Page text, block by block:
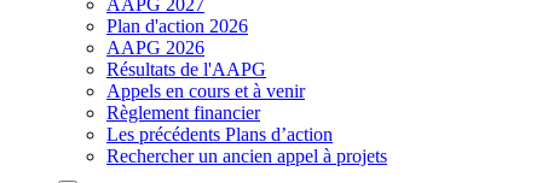
AAPG 2027
Plan d'action 2026
AAPG 2026
Résultats de l'AAPG
Appels en cours et à venir
Règlement financier
Les précédents Plans d’action
Rechercher un ancien appel à projets